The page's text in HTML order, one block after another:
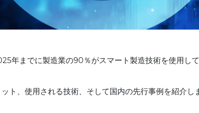
年までに製造業の90％がスマート製造技術を使用して
ト、使用される技術、そして国内の先行事例を紹介し